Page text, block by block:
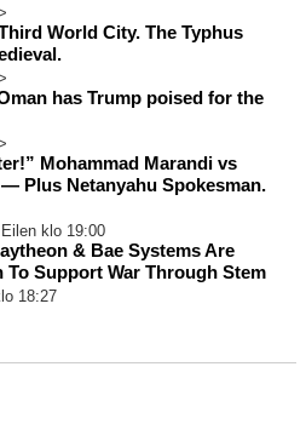
World City. The Typhus
has Trump poised for the
Mohammad Marandi vs
Plus Netanyahu Spokesman.
Eilen klo 19:00
& Bae Systems Are
Support War Through Stem
18:27